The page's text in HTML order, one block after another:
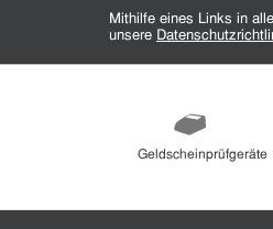
Mithilfe eines Links in allen unseren E-Mails können Sie den Newsletter jederzeit wieder abbestellen. Bitte lesen Sie hierzu
unsere
Geldscheinprüfgeräte